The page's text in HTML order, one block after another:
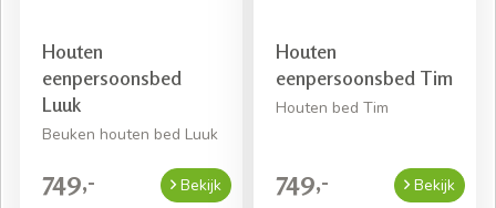
Houten
eenpersoonsbed
Luuk
Beuken houten bed Luuk
749,- Bekijk
Houten
eenpersoonsbed Tim
Houten bed Tim
749,- Bekijk